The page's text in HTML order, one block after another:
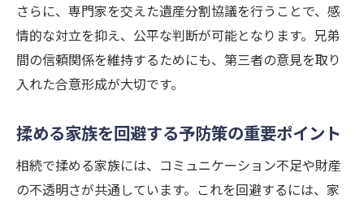
さらに、専門家を交えた遺産分割協議を行うことで、感
情的な対立を抑え、公平な判断が可能となります。兄弟
間の信頼関係を維持するためにも、第三者の意見を取り
入れた合意形成が大切です。
揉める家族を回避する予防策の重要ポイント
相続で揉める家族には、コミュニケーション不足や財産
の不透明さが共通しています。これを回避するには、家